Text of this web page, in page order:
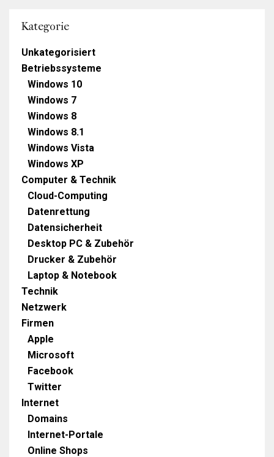
Kategorie
Unkategorisiert
Betriebssysteme
Windows 10
Windows 7
Windows 8
Windows 8.1
Windows Vista
Windows XP
Computer & Technik
Cloud-Computing
Datenrettung
Datensicherheit
Desktop PC & Zubehör
Drucker & Zubehör
Laptop & Notebook
Technik
Netzwerk
Firmen
Apple
Microsoft
Facebook
Twitter
Internet
Domains
Internet-Portale
Online Shops